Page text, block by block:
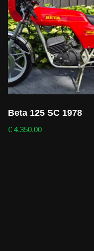
Beta 125 SC 1978
€ 4.350,00